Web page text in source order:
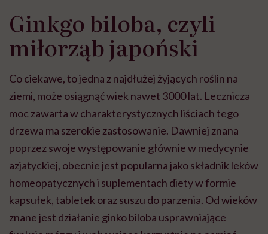
Ginkgo biloba, czyli
miłorząb japoński
Co ciekawe, to jedna z najdłużej żyjących roślin na
ziemi, może osiągnąć wiek nawet 3000 lat. Lecznicza
moc zawarta w charakterystycznych liściach tego
drzewa ma szerokie zastosowanie. Dawniej znana
poprzez swoje występowanie głównie w medycynie
azjatyckiej, obecnie jest popularna jako składnik leków
homeopatycznych i suplementach diety w formie
kapsułek, tabletek oraz suszu do parzenia. Od wieków
znane jest działanie ginko biloba usprawniające